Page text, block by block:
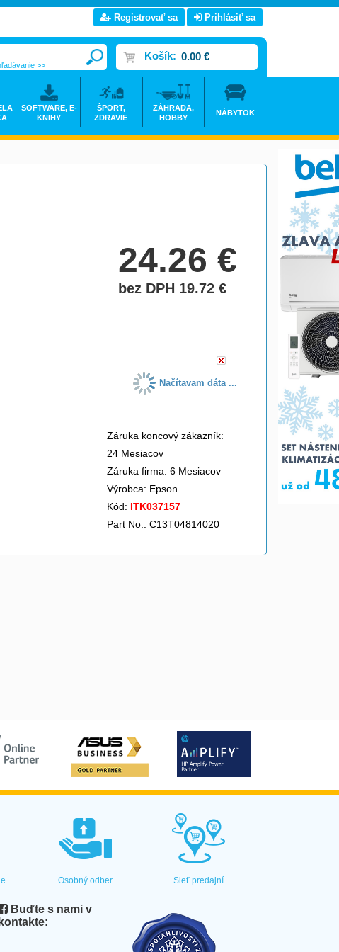
24.26€
bez DPH 19.72€
Načítavam dáta ...
Záruka koncový zákazník:
24 Mesiacov
Záruka firma: 6 Mesiacov
Výrobca: Epson
Kód: ITK037157
Part No.: C13T04814020
Registrovať sa Prihlásiť sa
Košík: 0.00 €
>>
SOFTWARE, E-
KNIHY
ŠPORT,
ZDRAVIE
ZÁHRADA,
HOBBY
NÁBYTOK
Osobný odber Sieť predajní
Buďte s nami v
kontakte: